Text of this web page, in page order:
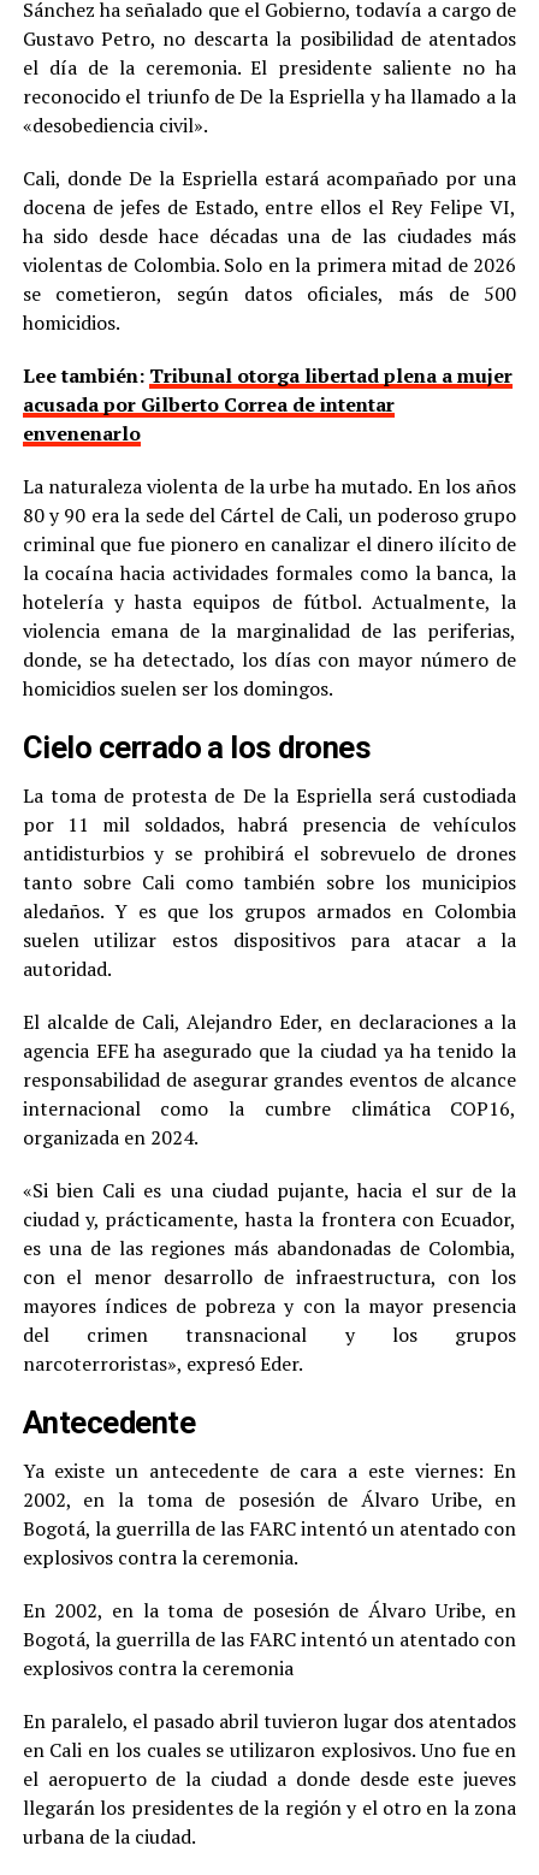
Sánchez ha señalado que el Gobierno, todavía a cargo de
Gustavo Petro, no descarta la posibilidad de atentados
el día de la ceremonia. El presidente saliente no ha
reconocido el triunfo de De la Espriella y ha llamado a la
«desobediencia civil».
Cali, donde De la Espriella estará acompañado por una
docena de jefes de Estado, entre ellos el Rey Felipe VI,
ha sido desde hace décadas una de las ciudades más
violentas de Colombia. Solo en la primera mitad de 2026
se cometieron, según datos oficiales, más de 500
homicidios.
Lee también: Tribunal otorga libertad plena a mujer
acusada por Gilberto Correa de intentar
envenenarlo
La naturaleza violenta de la urbe ha mutado. En los años
80 y 90 era la sede del Cártel de Cali, un poderoso grupo
criminal que fue pionero en canalizar el dinero ilícito de
la cocaína hacia actividades formales como la banca, la
hotelería y hasta equipos de fútbol. Actualmente, la
violencia emana de la marginalidad de las periferias,
donde, se ha detectado, los días con mayor número de
homicidios suelen ser los domingos.
Cielo cerrado a los drones
La toma de protesta de De la Espriella será custodiada
por 11 mil soldados, habrá presencia de vehículos
antidisturbios y se prohibirá el sobrevuelo de drones
tanto sobre Cali como también sobre los municipios
aledaños. Y es que los grupos armados en Colombia
suelen utilizar estos dispositivos para atacar a la
autoridad.
El alcalde de Cali, Alejandro Eder, en declaraciones a la
agencia EFE ha asegurado que la ciudad ya ha tenido la
responsabilidad de asegurar grandes eventos de alcance
internacional como la cumbre climática COP16,
organizada en 2024.
«Si bien Cali es una ciudad pujante, hacia el sur de la
ciudad y, prácticamente, hasta la frontera con Ecuador,
es una de las regiones más abandonadas de Colombia,
con el menor desarrollo de infraestructura, con los
mayores índices de pobreza y con la mayor presencia
del crimen transnacional y los grupos
narcoterroristas», expresó Eder.
Antecedente
Ya existe un antecedente de cara a este viernes: En
2002, en la toma de posesión de Álvaro Uribe, en
Bogotá, la guerrilla de las FARC intentó un atentado con
explosivos contra la ceremonia.
En 2002, en la toma de posesión de Álvaro Uribe, en
Bogotá, la guerrilla de las FARC intentó un atentado con
explosivos contra la ceremonia
En paralelo, el pasado abril tuvieron lugar dos atentados
en Cali en los cuales se utilizaron explosivos. Uno fue en
el aeropuerto de la ciudad a donde desde este jueves
llegarán los presidentes de la región y el otro en la zona
urbana de la ciudad.